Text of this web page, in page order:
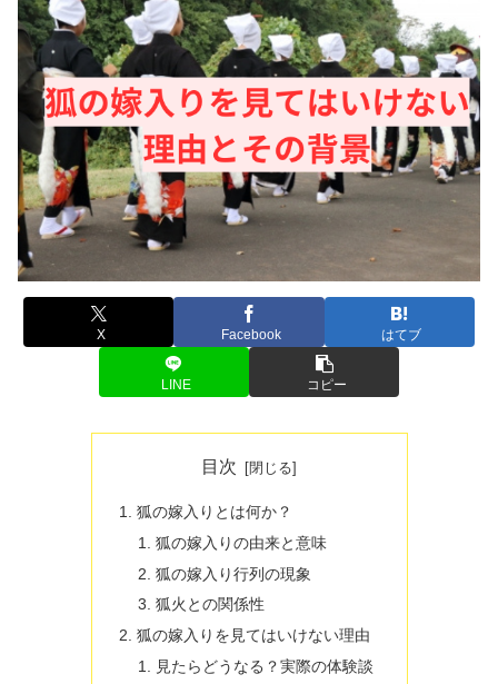
X Facebook はてブ
LINE コピー
目次
狐の嫁入りとは何か？
狐の嫁入りの由来と意味
狐の嫁入り行列の現象
狐火との関係性
狐の嫁入りを見てはいけない理由
見たらどうなる？実際の体験談